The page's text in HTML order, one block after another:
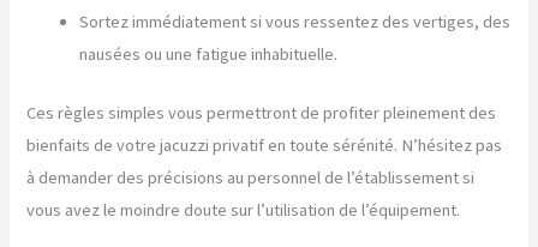
Sortez immédiatement si vous ressentez des vertiges, des
nausées ou une fatigue inhabituelle.
Ces règles simples vous permettront de profiter pleinement des
bienfaits de votre jacuzzi privatif en toute sérénité. N’hésitez pas
à demander des précisions au personnel de l’établissement si
vous avez le moindre doute sur l’utilisation de l’équipement.